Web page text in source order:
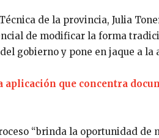
de la provincia, Julia
de modificar la forma
gobierno y pone en jaque a la
aplicación que concentra
“brinda la oportunidad de